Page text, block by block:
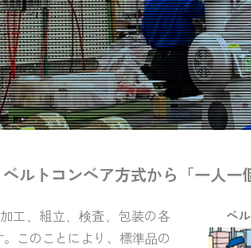
ベルトコンベア方式から 「一人
工、組立、検査、包装の各
このことにより、標準品の
ベ